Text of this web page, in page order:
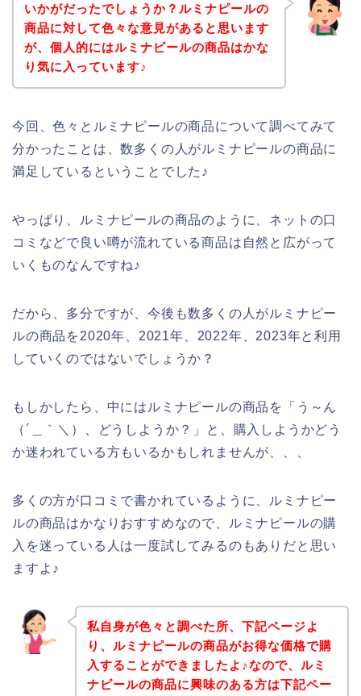
いかがだったでしょうか？ルミナピールの
商品に対して色々な意見があると思います
が、個人的にはルミナピールの商品はかな
り気に入っています♪
今回、色々とルミナピールの商品について調べてみて
分かったことは、数多くの人がルミナピールの商品に
満足しているということでした♪
やっぱり、ルミナピールの商品のように、ネットの口
コミなどで良い噂が流れている商品は自然と広がって
いくものなんですね♪
だから、多分ですが、今後も数多くの人がルミナピー
ルの商品を2020年、2021年、2022年、2023年と利用
していくのではないでしょうか？
もしかしたら、中にはルミナピールの商品を「う～ん
（´＿｀＼）、どうしようか？」と、購入しようかどう
か迷われている方もいるかもしれませんが、、、
多くの方が口コミで書かれているように、ルミナピー
ルの商品はかなりおすすめなので、ルミナピールの購
入を迷っている人は一度試してみるのもありだと思い
ますよ♪
私自身が色々と調べた所、下記ページよ
り、ルミナピールの商品がお得な価格で購
入することができましたよ♪なので、ルミ
ナピールの商品に興味のある方は下記ペー